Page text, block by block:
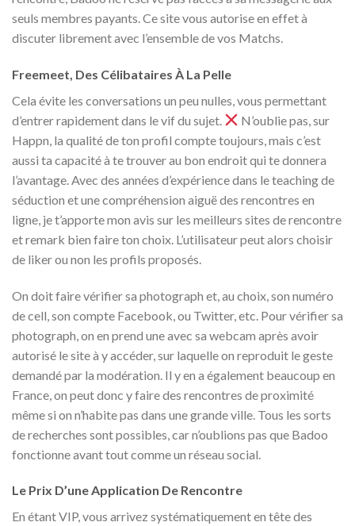
seuls membres payants. Ce site vous autorise en effet à
discuter librement avec l’ensemble de vos Matchs.
Freemeet, Des Célibataires À La Pelle
Cela évite les conversations un peu nulles, vous permettant
d’entrer rapidement dans le vif du sujet.
N’oublie pas, sur
Happn, la qualité de ton profil compte toujours, mais c’est
aussi ta capacité à te trouver au bon endroit qui te donnera
l’avantage. Avec des années d’expérience dans le teaching de
séduction et une compréhension aiguë des rencontres en
ligne, je t’apporte mon avis sur les meilleurs sites de rencontre
et remark bien faire ton choix. L’utilisateur peut alors choisir
de liker ou non les profils proposés.
On doit faire vérifier sa photograph et, au choix, son numéro
de cell, son compte Facebook, ou Twitter, etc. Pour vérifier sa
photograph, on en prend une avec sa webcam après avoir
autorisé le site à y accéder, sur laquelle on reproduit le geste
demandé par la modération. Il y en a également beaucoup en
France, on peut donc y faire des rencontres de proximité
même si on n’habite pas dans une grande ville. Tous les sorts
de recherches sont possibles, car n’oublions pas que Badoo
fonctionne avant tout comme un réseau social.
Le Prix D’une Application De Rencontre
En étant VIP, vous arrivez systématiquement en tête des